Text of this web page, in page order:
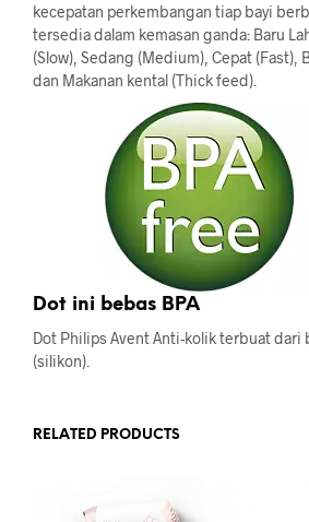
kecepatan perkembangan tiap bayi
tersedia dalam kemasan ganda: Baru
(Slow), Sedang (Medium), Cepat (Fast),
dan Makanan kental (Thick feed).
Dot ini bebas BPA
Dot Philips Avent Anti-kolik terbuat dari
(silikon).
RELATED PRODUCTS